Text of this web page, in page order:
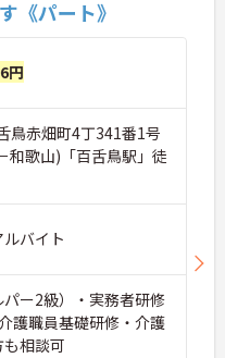
《パート》
円
鳥赤畑町4丁341番1号
和歌山)「百舌鳥駅」徒
バイト
ー2級）・実務者研修
護職員基礎研修・介護
相談可